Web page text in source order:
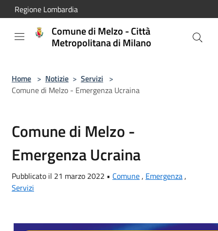
Salta al contenuto principale
Regione Lombardia
Comune di Melzo - Città
Metropolitana di Milano
Home > Notizie > Servizi >
Comune di Melzo - Emergenza Ucraina
Comune di Melzo -
Emergenza Ucraina
Pubblicato il 21 marzo 2022 • Comune, Emergenza,
Servizi